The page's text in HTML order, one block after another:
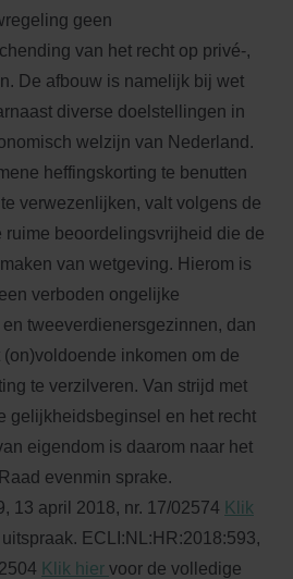
geen
van het recht op privé-,
De afbouw is namelijk bij wet
diverse doelstellingen in
welzijn van Nederland.
heffingskorting te benutten
verwezenlijken, valt volgens de
ruime beoordelingsvrijheid die de
van wetgeving. Hierom is
verboden ongelijke
tweeverdienersgezinnen, dan
inkomen om de
te verzilveren. Van strijd met
gelijkheidsbeginsel en het recht
eigendom is daarom naar het
evenmin sprake.
13 april 2018, nr. 17/02574 Klik
ECLI:NL:HR:2018:593,
Klik hier voor de volledige